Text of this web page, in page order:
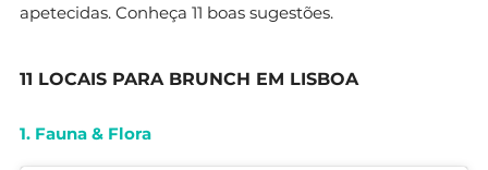
apetecidas. Conheça 11 boas sugestões.
11 LOCAIS PARA BRUNCH EM LISBOA
1. Fauna & Flora